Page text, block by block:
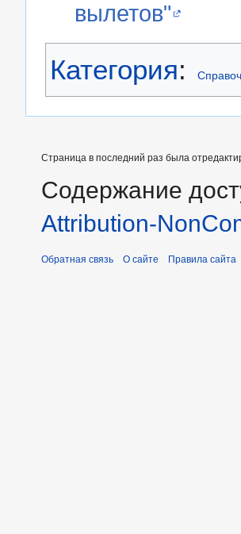
вылетов"
Категория:
Страница в последний раз была
Содержание
Attribution-
Обратная связь О сайте Правила сайта